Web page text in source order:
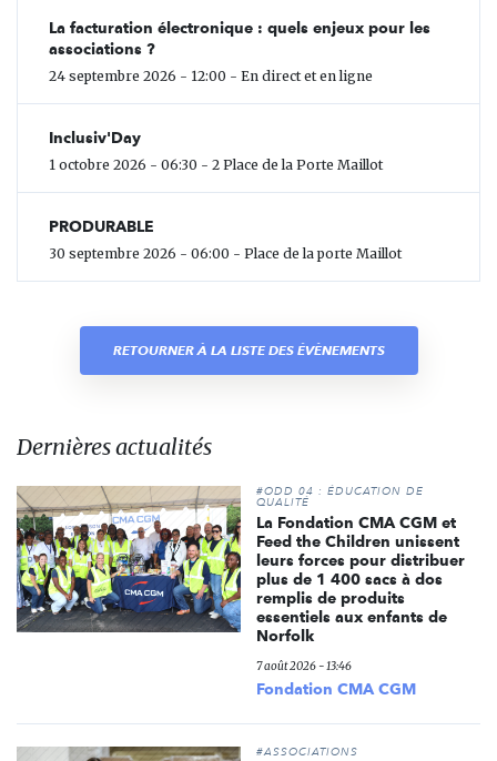
La facturation électronique : quels enjeux pour les
associations ?
24 septembre 2026 - 12:00 - En direct et en ligne
Inclusiv'Day
1 octobre 2026 - 06:30 - 2 Place de la Porte Maillot
PRODURABLE
30 septembre 2026 - 06:00 - Place de la porte Maillot
RETOURNER À LA LISTE DES ÉVÈNEMENTS
Dernières actualités
#ODD 04 : ÉDUCATION DE
QUALITÉ
La Fondation CMA CGM et
Feed the Children unissent
leurs forces pour distribuer
plus de 1 400 sacs à dos
remplis de produits
essentiels aux enfants de
Norfolk
7 août 2026 - 13:46
Fondation CMA CGM
#ASSOCIATIONS